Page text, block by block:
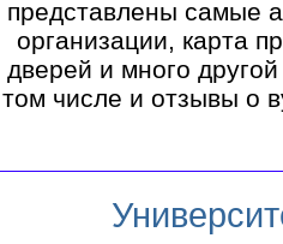
представлены самые
организации, карта
дверей и много
том числе и отзывы о